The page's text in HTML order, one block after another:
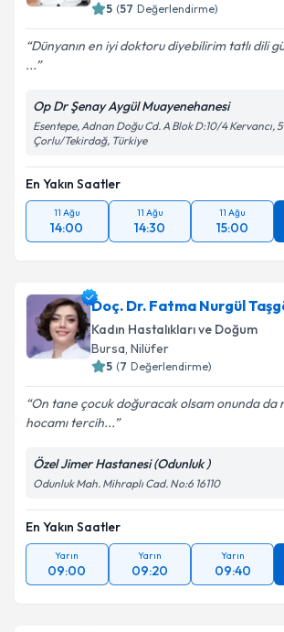
kapsamda işlenmesini kabul
Takvim Talebini
5 (57 Değerlendirme)
Dünyanın en iyi doktoru diyebilirim tatlı dili
...
Op Dr Şenay Aygül Muayenehanesi
Esentepe, Adnan Doğu Cd. A Blok D:10/4 Kervancı,
Çorlu/Tekirdağ, Türkiye
En Yakın Saatler
11 Ağu
14:00
11 Ağu
14:30
11 Ağu
15:00
Doç. Dr. Fatma Nurgül
Kadın Hastalıkları ve Doğum
Bursa, Nilüfer
5 (7 Değerlendirme)
On tane çocuk doğuracak olsam onunda da
hocamı tercih...
Özel Jimer Hastanesi (Odunluk )
Odunluk Mah. Mihraplı Cad. No:6 16110
En Yakın Saatler
Yarın
09:00
Yarın
09:20
Yarın
09:40